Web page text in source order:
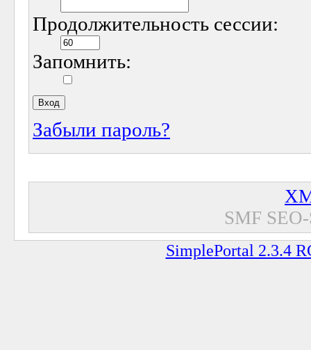
Продолжительность сессии:
Запомнить:
Забыли пароль?
SMF
SimplePortal 2.3.4